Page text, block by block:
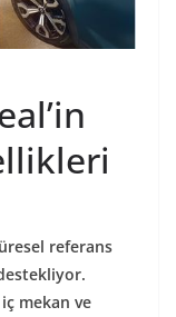
referans
mekan ve